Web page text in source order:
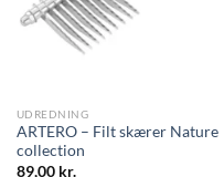
UDREDNING
ARTERO – Filt skærer Nature
collection
89,00 kr.